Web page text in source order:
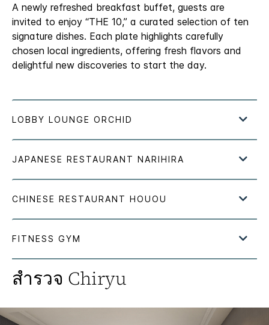
A newly refreshed breakfast buffet, guests are
invited to enjoy “THE 10,” a curated selection of ten
signature dishes. Each plate highlights carefully
chosen local ingredients, offering fresh flavors and
delightful new discoveries to start the day.
สำรวจ Chiryu